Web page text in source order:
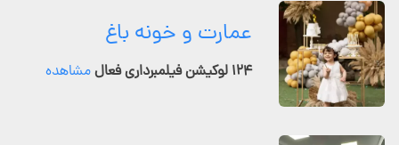
عمارت و خونه باغ
۱۲۴ لوکیشن فیلمبرداری فعال مشاهده